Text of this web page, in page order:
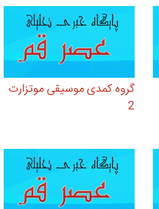
گروه کمدی موسیقی موتزارت
2